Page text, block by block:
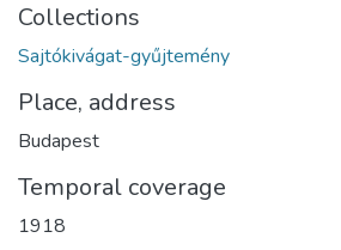
Collections
Sajtókivágat-gyűjtemény
Place, address
Budapest
Temporal coverage
1918